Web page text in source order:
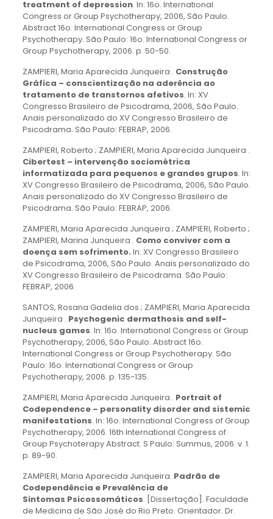
treatment of depression. In: 16o. International
Congress or Group Psychotherapy, 2006, São Paulo.
Abstract 16o. International Congress or Group
Psychotherapy. São Paulo: 16o. International Congress or
Group Psychotherapy, 2006. p. 50-50.
ZAMPIERI, Maria Aparecida Junqueira . Construção
Gráfica – conscientização na aderência ao
tratamento de transtornos afetivos. In: XV
Congresso Brasileiro de Psicodrama, 2006, São Paulo.
Anais personalizado do XV Congresso Brasileiro de
Psicodrama. São Paulo: FEBRAP, 2006.
ZAMPIERI, Roberto ; ZAMPIERI, Maria Aparecida Junqueira .
Cibertest – intervenção sociométrica
informatizada para pequenos e grandes grupos. In:
XV Congresso Brasileiro de Psicodrama, 2006, São Paulo.
Anais personalizado do XV Congresso Brasileiro de
Psicodrama. São Paulo: FEBRAP, 2006.
ZAMPIERI, Maria Aparecida Junqueira ; ZAMPIERI, Roberto ;
ZAMPIERI, Marina Junqueira . Como conviver com a
doença sem sofrimento. In: XV Congresso Brasileiro
de Psicodrama, 2006, São Paulo. Anais personalizado do
XV Congresso Brasileiro de Psicodrama. São Paulo:
FEBRAP, 2006.
SANTOS, Rosana Gadelia dos ; ZAMPIERI, Maria Aparecida
Junqueira . Psychogenic dermathosis and self-
nucleus games. In: 16o. International Congress or Group
Psychotherapy, 2006, São Paulo. Abstract 16o.
International Congress or Group Psychotherapy. São
Paulo: 16o. International Congress or Group
Psychotherapy, 2006. p. 135-135.
ZAMPIERI, Maria Aparecida Junqueira . Portrait of
Codependence – personality disorder and sistemic
manifestations. In: 16o. International Congress of Group
Psychotherapy, 2006. 16th International Congress of
Group Psychoterapy Abstract. S Paulo: Summus, 2006. v. 1.
p. 89-90.
ZAMPIERI, Maria Aparecida Junqueira. Padrão de
Codependência e Prevalência de
Sintomas Psicossomáticos. [Dissertação]. Faculdade
de Medicina de São José do Rio Preto. Orientador. Dr.